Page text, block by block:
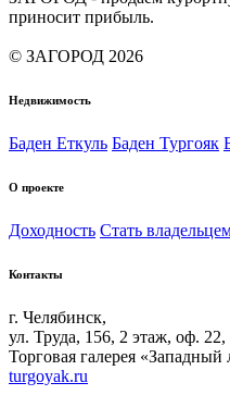
приносит прибыль.
© ЗАГОРОД 2026
Недвижимость
Баден Еткуль Баден Тургояк
О проекте
Доходность Стать
Контакты
г. Челябинск,
ул. Труда, 156, 2 этаж, оф. 22,
Торговая галерея «Западный
turgoyak.ru